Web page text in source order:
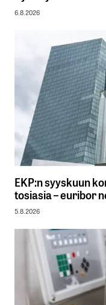
6.8.2026
EKP:n syyskuun
tosiasia – euribor
5.8.2026